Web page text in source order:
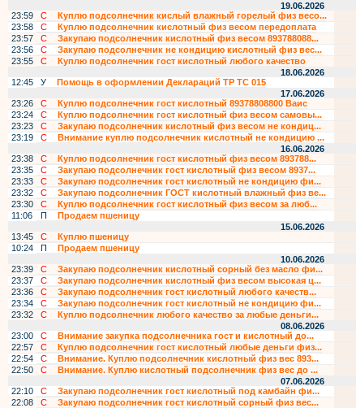
19.06.2026
23:59
С Куплю подсолнечник кислый влажный горелый физ весо...
23:58
С Куплю подсолнечник кислотный физ весом передоплата
23:57
С Закупаю подсолнечник кислотный физ весом 893788088...
23:56
С Закупаю подсолнечник не кондицию кислотный физ вес...
23:55
С Куплю подсолнечник гост кислотный любого качество
18.06.2026
12:45
У Помощь в оформлении Деклараций ТР ТС 015
17.06.2026
23:26
С Куплю подсолнечник гост кислотный 89378808800 Ваис
23:24
С Куплю подсолнечник гост кислотный физ весом самовы...
23:23
С Закупаю подсолнечник кислотный физ весом не кондиц...
23:19
С Внимание куплю подсолнечник кислотный не кондицию ...
16.06.2026
23:38
С Куплю подсолнечник гост кислотный физ весом 893788...
23:35
С Закупаю подсолнечник гост кислотный физ весом 8937...
23:33
С Закупаю подсолнечник гост кислотный не кондицию фи...
23:32
С Закупаю подсолнечник ГОСТ кислотный влажный физ ве...
23:30
С Куплю подсолнечник гост кислотный физ весом за люб...
11:06
П Продаем пшеницу
15.06.2026
13:45
С Куплю пшеницу
10:24
П Продаем пшеницу
10.06.2026
23:39
С Закупаю подсолнечник кислотный сорный без масло фи...
23:37
С Закупаю подсолнечник кислотный физ весом высокая ц...
23:36
С Закупаю подсолнечник гост кислотный любого качеств...
23:34
С Закупаю подсолнечник гост кислотный не кондицию фи...
23:32
С Куплю подсолнечник любого качество за любые деньги...
08.06.2026
23:00
С Внимание закупка подсолнечника гост и кислотный до...
22:57
С Куплю подсолнечник гост кислотный любые деньги физ...
22:54
С Внимание. Куплю подсолнечник кислотный физ вес 893...
22:50
С Внимание. Куплю кислотный подсолнечник физ вес до ...
07.06.2026
22:10
С Закупаю подсолнечник гост кислотный под камбайн фи...
22:08
С Закупаю подсолнечник гост кислотный сорный физ вес...